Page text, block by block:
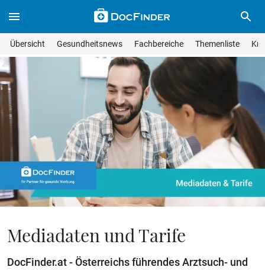
Übersicht Gesundheitsnews Fachbereiche Themenliste
Geben Sie Ihren Suchbegriff ein und drücken Sie die
Suche
Mediadaten und Tarife
DocFinder.at - Österreichs führendes Arztsuch- und